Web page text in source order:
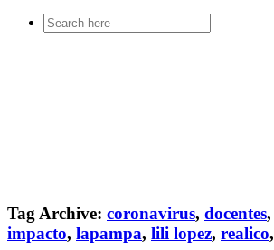
Search
for:
Tag Archive: coronavirus, docentes,
impacto, lapampa, lili lopez, realico,